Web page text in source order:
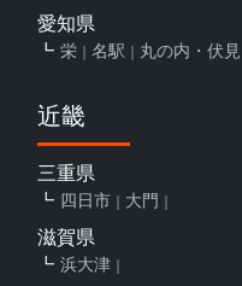
愛知県
栄 名駅 丸の内・伏見
近畿
三重県
四日市 大門
滋賀県
浜大津